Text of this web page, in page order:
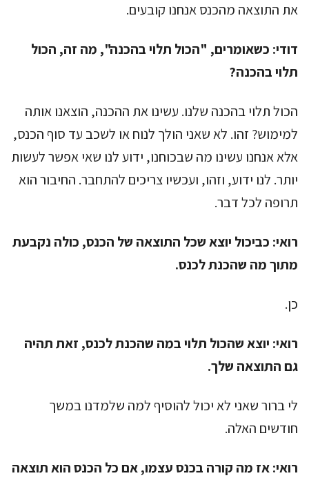
את התוצאה מהכנס אנחנו קובעים.
דודי: כשאומרים, "הכול תלוי בהכנה", מה זה, הכול
תלוי בהכנה?
הכול תלוי בהכנה שלנו. עשינו את ההכנה, הוצאנו אותה
למימוש? זהו. לא שאני הולך לנוח או לשכב עד סוף הכנס,
אלא אנחנו עשינו מה שבכוחנו, ידוע לנו שאי אפשר לעשות
יותר. לנו ידוע, וזהו, ועכשיו צריכים להתחבר. החיבור הוא
תרופה לכל דבר.
רואי: כביכול יוצא שכל התוצאה של הכנס, כולה נקבעת
מתוך מה שהכנת לכנס.
כן.
רואי: יוצא שהכול תלוי במה שהכנת לכנס, זאת תהיה
גם התוצאה שלך.
לי ברור שאני לא יכול להוסיף למה שלמדנו במשך
חודשים האלה.
רואי:אז מה קורה בכנס עצמו, אם כל הכנס הוא תוצאה